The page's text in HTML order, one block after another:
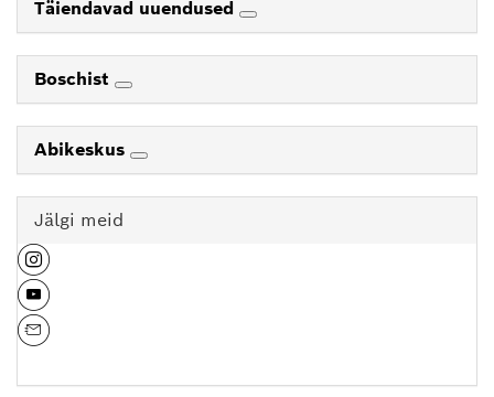
Täiendavad uuendused
Boschist
Abikeskus
Jälgi meid